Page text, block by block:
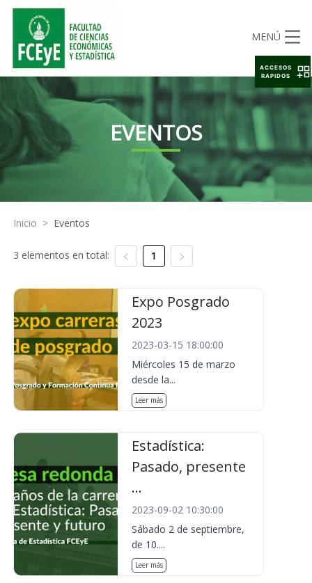
MENÚ
EVENTOS
Inicio > Eventos
3 elementos en total: 1
Expo Posgrado
2023
2023-03-15 18:00:00
Miércoles 15 de marzo
desde la...
Leer más
Estadística:
Pasado, presente
...
2023-09-02 10:30:00
Sábado 2 de septiembre,
de 10....
Leer más
ACCESOS
RAPIDOS